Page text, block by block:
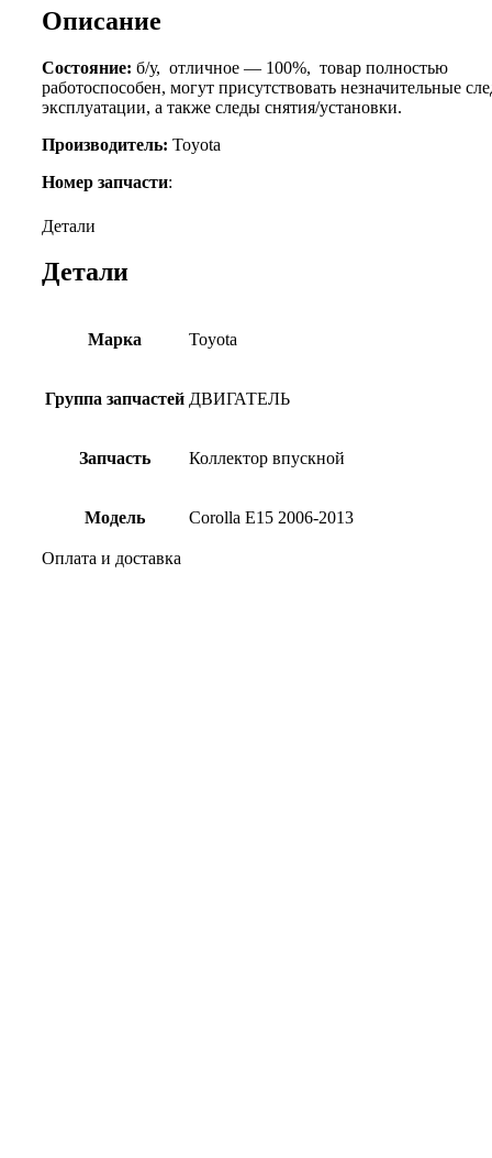
Описание
Состояние: б/у, отличное — 100%, товар полностью
работоспособен, могут присутствовать незначительные
эксплуатации, а также следы снятия/установки.
Производитель: Toyota
Номер запчасти:
Детали
Детали
Марка Toyota
Группа запчастей ДВИГАТЕЛЬ
Запчасть Коллектор впускной
Модель Corolla E15 2006-2013
Оплата и доставка